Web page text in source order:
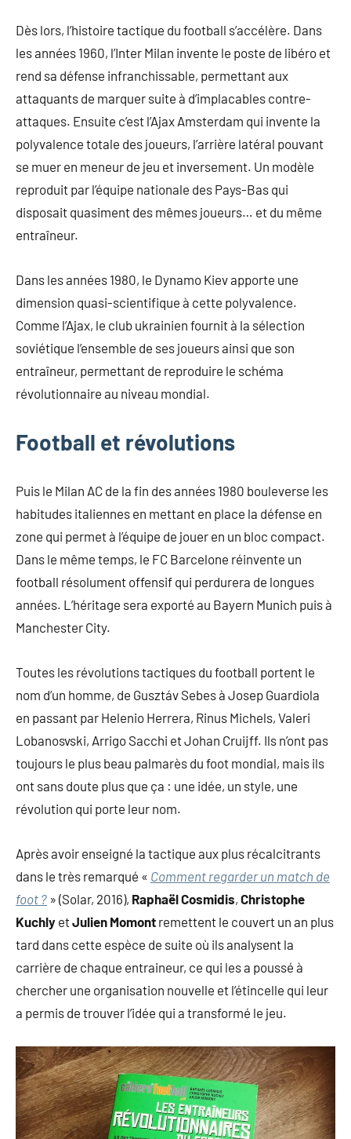
Dès lors, l’histoire tactique du football s’accélère. Dans
les années 1960, l’Inter Milan invente le poste de libéro et
rend sa défense infranchissable, permettant aux
attaquants de marquer suite à d’implacables contre-
attaques. Ensuite c’est l’Ajax Amsterdam qui invente la
polyvalence totale des joueurs, l’arrière latéral pouvant
se muer en meneur de jeu et inversement. Un modèle
reproduit par l’équipe nationale des Pays-Bas qui
disposait quasiment des mêmes joueurs… et du même
entraîneur.
Dans les années 1980, le Dynamo Kiev apporte une
dimension quasi-scientifique à cette polyvalence.
Comme l’Ajax, le club ukrainien fournit à la sélection
soviétique l’ensemble de ses joueurs ainsi que son
entraîneur, permettant de reproduire le schéma
révolutionnaire au niveau mondial.
Football et révolutions
Puis le Milan AC de la fin des années 1980 bouleverse les
habitudes italiennes en mettant en place la défense en
zone qui permet à l’équipe de jouer en un bloc compact.
Dans le même temps, le FC Barcelone réinvente un
football résolument offensif qui perdurera de longues
années. L’héritage sera exporté au Bayern Munich puis à
Manchester City.
Toutes les révolutions tactiques du football portent le
nom d’un homme, de Gusztáv Sebes à Josep Guardiola
en passant par Helenio Herrera, Rinus Michels, Valeri
Lobanosvski, Arrigo Sacchi et Johan Cruijff. Ils n’ont pas
toujours le plus beau palmarès du foot mondial, mais ils
ont sans doute plus que ça : une idée, un style, une
révolution qui porte leur nom.
Après avoir enseigné la tactique aux plus récalcitrants
dans le très remarqué « Comment regarder un match de
foot ? » (Solar, 2016), Raphaël Cosmidis, Christophe
Kuchly etJulien Momont remettent le couvert un an plus
tard dans cette espèce de suite où ils analysent la
carrière de chaque entraineur, ce qui les a poussé à
chercher une organisation nouvelle et l’étincelle qui leur
a permis de trouver l’idée qui a transformé le jeu.